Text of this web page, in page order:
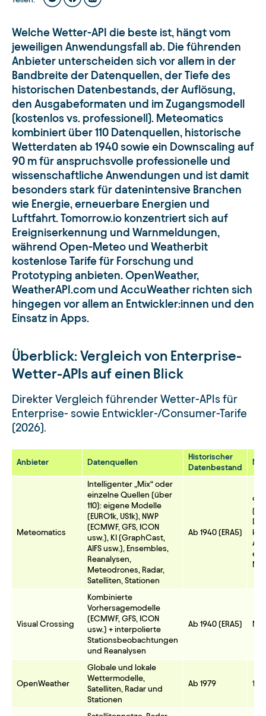
Welche Wetter-API die beste ist, hängt vom
jeweiligen Anwendungsfall ab. Die führenden
Anbieter unterscheiden sich vor allem in der
Bandbreite der Datenquellen, der Tiefe des
historischen Datenbestands, der Auflösung,
den Ausgabeformaten und im Zugangsmodell
(kostenlos vs. professionell). Meteomatics
kombiniert über 110 Datenquellen, historische
Wetterdaten ab 1940 sowie ein Downscaling auf
90 m für anspruchsvolle professionelle und
wissenschaftliche Anwendungen und ist damit
besonders stark für datenintensive Branchen
wie Energie, erneuerbare Energien und
Luftfahrt. Tomorrow.io konzentriert sich auf
Ereigniserkennung und Warnmeldungen,
während Open-Meteo und Weatherbit
kostenlose Tarife für Forschung und
Prototyping anbieten. OpenWeather,
WeatherAPI.com und AccuWeather richten sich
hingegen vor allem an Entwickler:innen und den
Einsatz in Apps.
Überblick: Vergleich von Enterprise-
Wetter-APIs auf einen Blick
Direkter Vergleich führender Wetter-APIs für
Enterprise- sowie Entwickler-/Consumer-Tarife
(2026).
Anbieter Datenquellen
Historischer
Datenbestand
Meteomatics
Intelligenter „Mix“ oder
einzelne Quellen (über
110): eigene Modelle
(EURO1k, US1k), NWP
(ECMWF, GFS, ICON
usw.), KI (GraphCast,
AIFS usw.), Ensembles,
Reanalysen,
Meteodrones, Radar,
Satelliten, Stationen
Ab 1940 (ERA5)
90
km
Visual Crossing
Kombinierte
Vorhersagemodelle
(ECMWF, GFS, ICON
usw.) + interpolierte
Stationsbeobachtungen
und Reanalysen
Ab 1940 (ERA5)
OpenWeather
Globale und lokale
Wettermodelle,
Satelliten, Radar und
Stationen
Ab 1979